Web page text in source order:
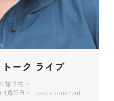
ーク ライブ
贈り物
4月22日 Leave a comment